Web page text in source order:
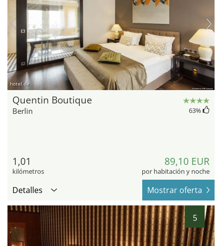
hotel.de
Quentin Boutique
Berlin 63%
1,01
kilómetros
89,10 EUR
por habitación y noche
Detalles Mostrar oferta
5